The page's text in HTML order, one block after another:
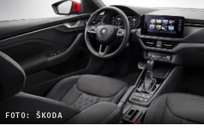
FOTO: ŠKODA